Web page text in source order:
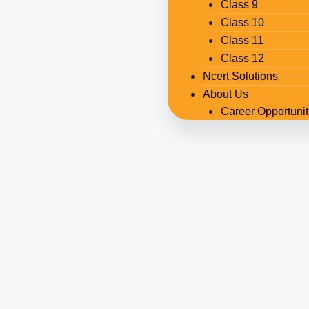
Class 9
Class 10
Class 11
Class 12
Ncert Solutions
About Us
Career